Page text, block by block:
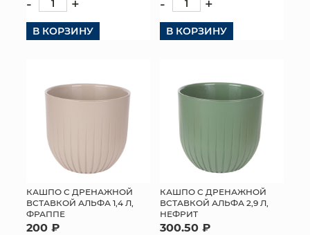
ДОСТАВКА И ОПЛАТА
В КОРЗИНУ В КОРЗИНУ
КАШПО С ДРЕНАЖНОЙ
ВСТАВКОЙ АЛЬФА 1,4 Л,
ФРАППЕ
200 ₽
КАШПО С ДРЕНАЖНОЙ
ВСТАВКОЙ АЛЬФА 2,9 Л,
НЕФРИТ
300.50 ₽